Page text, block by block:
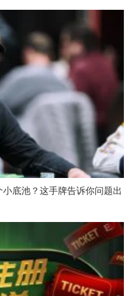
小底池？这手牌告诉你问题出